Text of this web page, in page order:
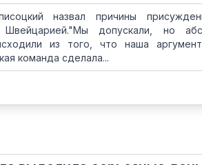
назвал причины
допускали, но
из того, что наша
команда сделала...